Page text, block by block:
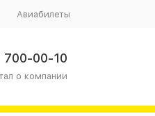
Авиабилеты
700-00-10
о компании